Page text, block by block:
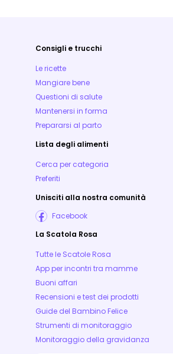
Consigli e trucchi
Le ricette
Mangiare bene
Questioni di salute
Mantenersi in forma
Prepararsi al parto
Lista degli alimenti
Cerca per categoria
Preferiti
Unisciti alla nostra comunità
Facebook
La Scatola Rosa
Tutte le Scatole Rosa
App per incontri tra mamme
Buoni affari
Recensioni e test dei prodotti
Guide del Bambino Felice
Strumenti di monitoraggio
Monitoraggio della gravidanza